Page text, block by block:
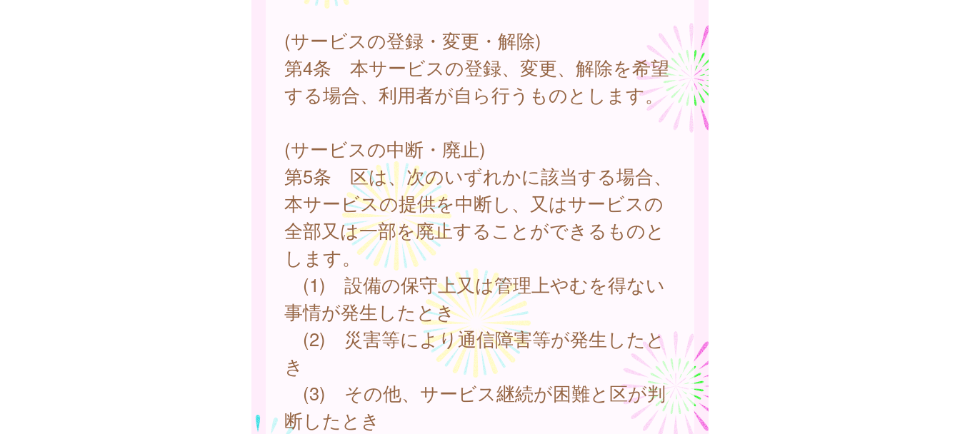
(サービスの登録・変更・解除)
第4条 本サービスの登録、変更、解除を希望
する場合、利用者が自ら行うものとします。
(サービスの中断・廃止)
第5条 区は、次のいずれかに該当する場合、
本サービスの提供を中断し、又はサービスの
全部又は一部を廃止することができるものと
します。
(1) 設備の保守上又は管理上やむを得ない
事情が発生したとき
(2) 災害等により通信障害等が発生したと
き
(3) その他、サービス継続が困難と区が判
断したとき